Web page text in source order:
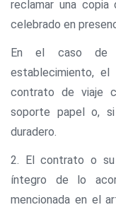
reclamar una
celebrado en
En el caso de
establecimiento,
contrato de viaje
soporte papel o,
duradero.
2. El contrato o su
íntegro de lo
mencionada en el